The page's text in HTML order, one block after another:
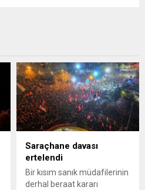
Saraçhane davası
ertelendi
Bir kısım sanık müdafilerinin
derhal beraat kararı